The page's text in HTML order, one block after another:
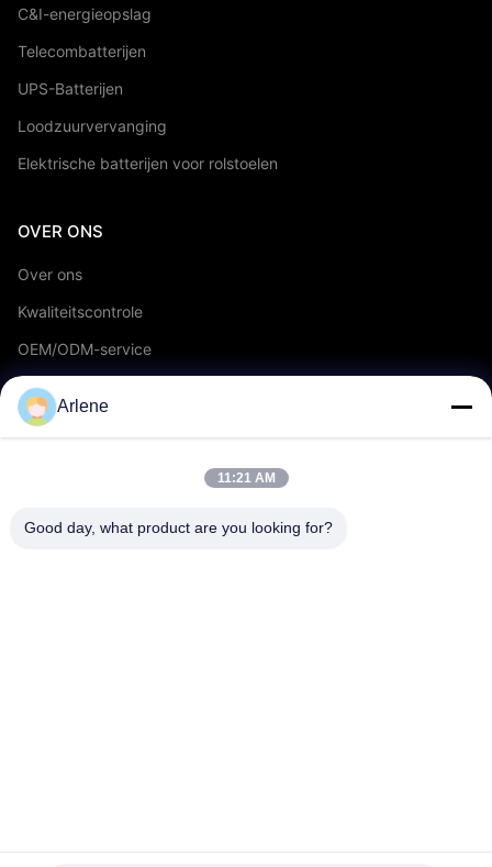
C&I-energieopslag
Telecombatterijen
UPS-Batterijen
Loodzuurvervanging
Elektrische batterijen voor rolstoelen
OVER ONS
Over ons
Kwaliteitscontrole
OEM/ODM-service
Evenementen en nieuws
Veelgestelde vragen
Arlene
11:21 AM
Good day, what product are you looking for?